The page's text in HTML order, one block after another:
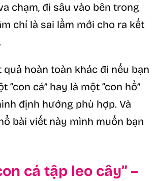
chạm, đi sâu vào bên trong
chí là sai lầm mới cho ra kết
hoàn toàn khác đi nếu bạn
“con cá” hay là một “con hổ”
định hướng phù hợp. Và
bài viết này mình muốn bạn
cá tập leo cây” –